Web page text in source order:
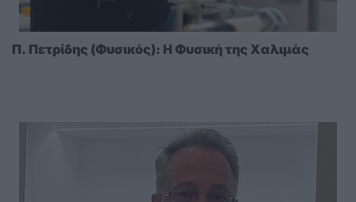
Π. Πετρίδης (Φυσικός): Η Φυσική της Χαλιμάς